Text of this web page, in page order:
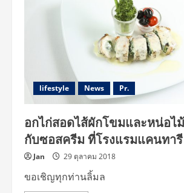
lifestyle News Pr.
อกไก่สอดไส้ผักโขมและหน่อไ
กับซอสครีม ที่โรงแรมแคนทา
Jan 29 ตุลาคม 2018
ขอเชิญทุกท่านลิ้มล